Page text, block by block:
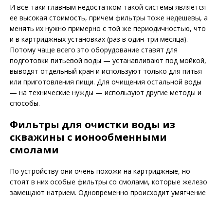
И все-таки главным недостатком такой системы является
ее высокая стоимость, причем фильтры тоже недешевы, а
менять их нужно примерно с той же периодичностью, что
и в картриджных установках (раз в один-три месяца).
Потому чаще всего это оборудование ставят для
подготовки питьевой воды — устанавливают под мойкой,
выводят отдельный кран и используют только для питья
или приготовления пищи. Для очищения остальной воды
— на технические нужды — используют другие методы и
способы.
Фильтры для очистки воды из
скважины с ионообменными
смолами
По устройству они очень похожи на картриджные, но
стоят в них особые фильтры со смолами, которые железо
замещают натрием. Одновременно происходит умягчение